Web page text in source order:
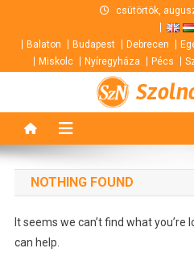
content
csütörtök,
Balaton Budapest Debrecen
Miskolc
Nyíregyháza Pécs
NOTHING FOUND
It seems we can’t find what
can help.